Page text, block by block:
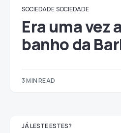
SOCIEDADE SOCIEDADE
Era uma vez
banho da
3 MIN READ
JÁ LESTE ESTES?